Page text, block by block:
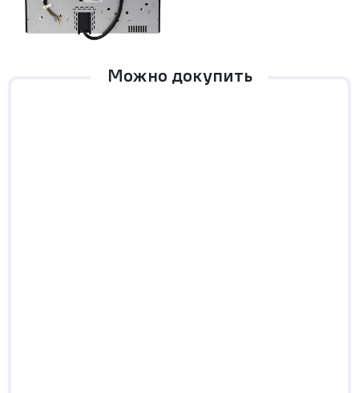
Можно докупить